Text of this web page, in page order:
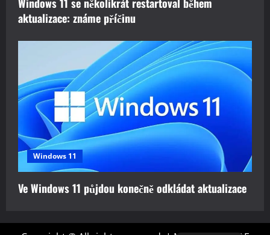
aktualizace: známe příčinu
Windows 11
Ve Windows 11 půjdou konečně odkládat aktualizace